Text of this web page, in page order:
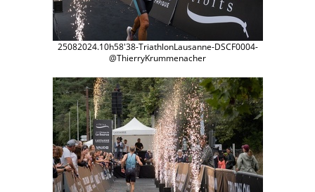
25082024.10h58'38-TriathlonLausanne-DSCF0004-
@ThierryKrummenacher